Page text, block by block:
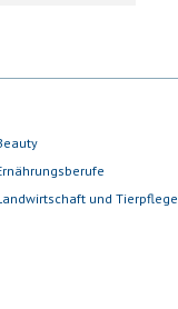
und Tierpflege